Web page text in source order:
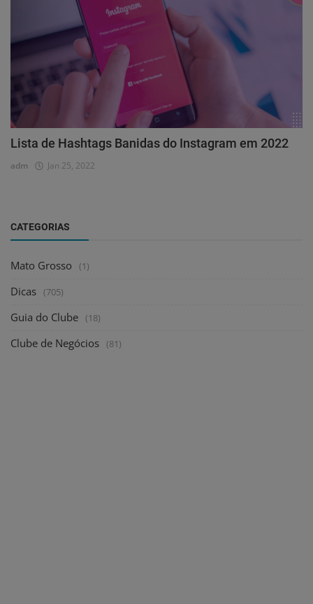
Lista de Hashtags Banidas do Instagram em 2022
adm Jan 25, 2022
CATEGORIAS
Mato Grosso (1)
Dicas (705)
Guia do Clube (18)
Clube de Negócios (81)